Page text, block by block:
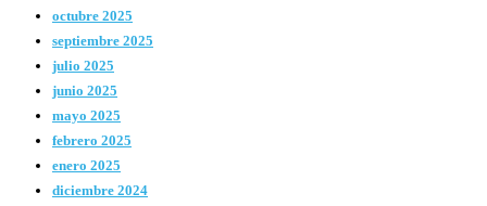
octubre 2025
septiembre 2025
julio 2025
junio 2025
mayo 2025
febrero 2025
enero 2025
diciembre 2024